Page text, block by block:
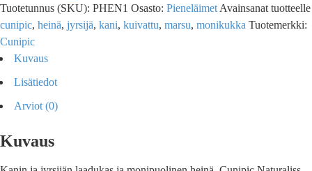
Tuotetunnus (SKU): PHEN1 Osasto: Pieneläimet Avainsanat tuotteelle
cunipic, heinä, jyrsijä, kani, kuivattu, marsu, monikukka Tuotemerkki:
Cunipic
Kuvaus
Lisätiedot
Arviot (0)
Kuvaus